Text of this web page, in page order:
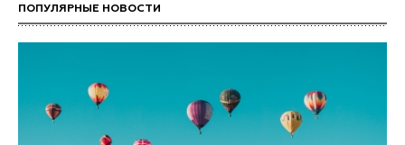
ПОПУЛЯРНЫЕ НОВОСТИ